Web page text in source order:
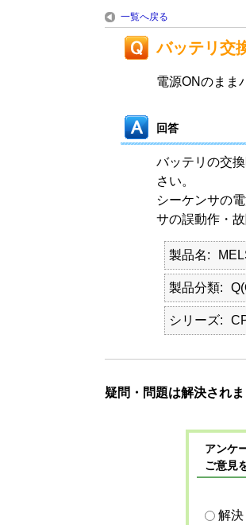
一覧へ戻る
バッテリ交
電源ONのま
回答
バッテリの交
さい。
シーケンサの
サの誤動作・
製品名
製品分類
シリーズ
疑問・問題は解決され
アンケ
ご意見
解